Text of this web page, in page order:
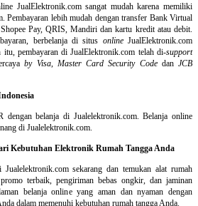
JualElektronik.com sangat mudah karena memiliki
Pembayaran lebih mudah dengan transfer Bank Virtual
Pay, QRIS, Mandiri dan kartu kredit atau debit.
berbelanja di situs onlineJualElektronik.com
itu, pembayaran di JualElektronik.com telah di-support
by Visa, Master Card Security Codedan JCB
belanja di Jualelektronik.com. Belanja online
di Jualelektronik.com.
Kebutuhan Elektronik Rumah Tangga Anda
sekarang dan temukan alat rumah
terbaik, pengiriman bebas ongkir, dan jaminan
belanja online yang aman dan nyaman dengan
dalam memenuhi kebutuhan rumah tangga Anda.